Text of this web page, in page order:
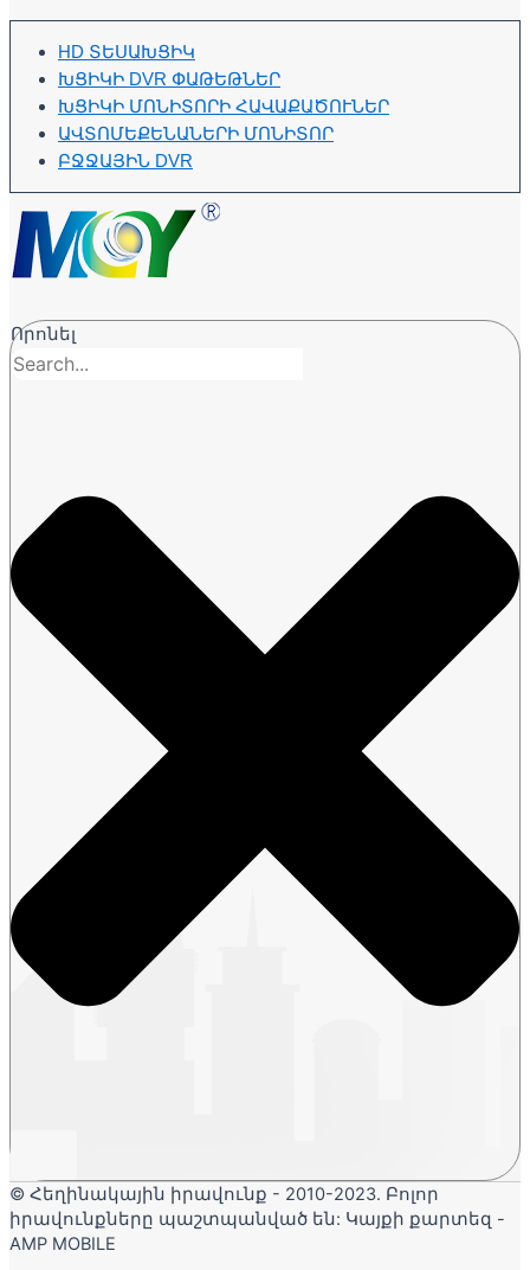
HD ՏԵՍԱԽՑԻԿ
ԽՑԻԿԻ DVR ՓԱԹԵԹՆԵՐ
ԽՑԻԿԻ ՄՈՆԻՏՈՐԻ ՀԱՎԱՔԱԾՈՒՆԵՐ
ԱՎՏՈՄԵՔԵՆԱՆԵՐԻ ՄՈՆԻՏՈՐ
ԲՋՋԱՅԻՆ DVR
Որոնել
© Հեղինակային իրավունք - 2010-2023. Բոլոր
իրավունքները պաշտպանված են: Կայքի քարտեզ -
AMP MOBILE